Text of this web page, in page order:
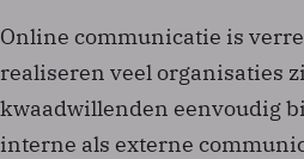
Online communicatie is
realiseren veel organisaties
kwaadwillenden eenvoudig
interne als externe